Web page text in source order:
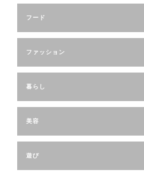
フード
ファッション
暮らし
美容
遊び